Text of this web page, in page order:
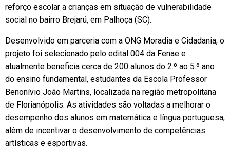
reforço escolar a crianças em situação de vulnerabilidade
social no bairro Brejarú, em Palhoça (SC).
Desenvolvido em parceria com a ONG Moradia e Cidadania, o
projeto foi selecionado pelo edital 004 da Fenae e
atualmente beneficia cerca de 200 alunos do 2.º ao 5.º ano
do ensino fundamental, estudantes da Escola Professor
Benonívio João Martins, localizada na região metropolitana
de Florianópolis. As atividades são voltadas a melhorar o
desempenho dos alunos em matemática e língua portuguesa,
além de incentivar o desenvolvimento de competências
artísticas e esportivas.